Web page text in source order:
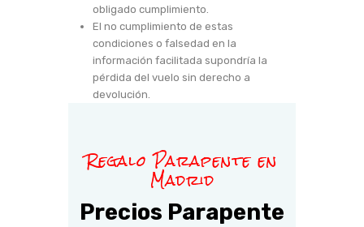
obligado cumplimiento.
El no cumplimiento de estas
condiciones o falsedad en la
información facilitada supondría la
pérdida del vuelo sin derecho a
devolución.
Regalo Parapente en
Madrid
Precios Parapente